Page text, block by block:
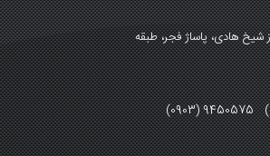
شیخ هادی، پاساژ فجر، طبقه
(0903) 9450575